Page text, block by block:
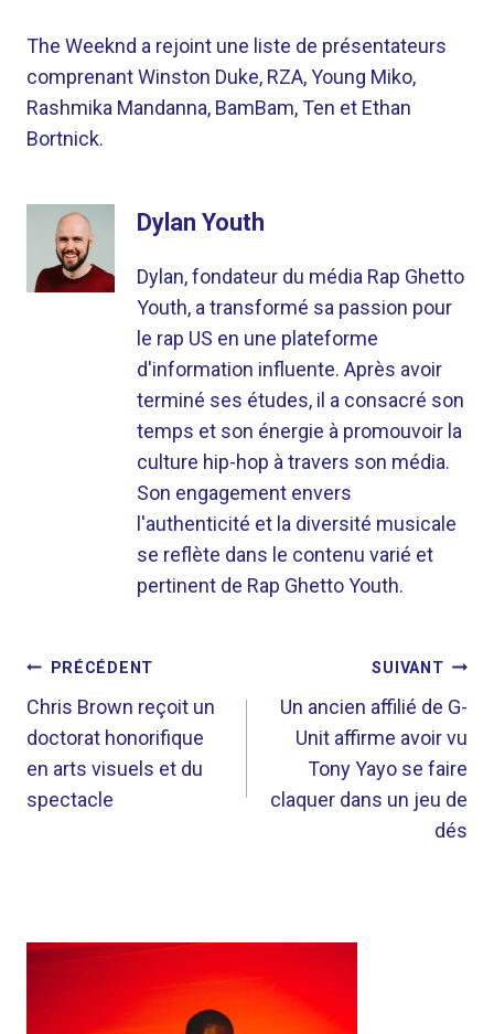
The Weeknd a rejoint une liste de présentateurs
comprenant Winston Duke, RZA, Young Miko,
Rashmika Mandanna, BamBam, Ten et Ethan
Bortnick.
Dylan Youth
Dylan, fondateur du média Rap Ghetto
Youth, a transformé sa passion pour
le rap US en une plateforme
d'information influente. Après avoir
terminé ses études, il a consacré son
temps et son énergie à promouvoir la
culture hip-hop à travers son média.
Son engagement envers
l'authenticité et la diversité musicale
se reflète dans le contenu varié et
pertinent de Rap Ghetto Youth.
NAVIGATION
DE
L’ARTICLE
PRÉCÉDENT
Chris Brown reçoit un
doctorat honorifique
en arts visuels et du
spectacle
SUIVANT
Un ancien affilié de G-
Unit affirme avoir vu
Tony Yayo se faire
claquer dans un jeu de
dés